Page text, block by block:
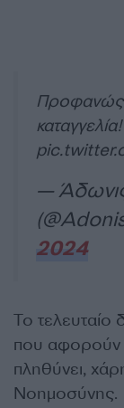
Προφανώς
—
2024
Το τελευταίο
που αφορούν
πληθύνει,
Νοημοσύνης.